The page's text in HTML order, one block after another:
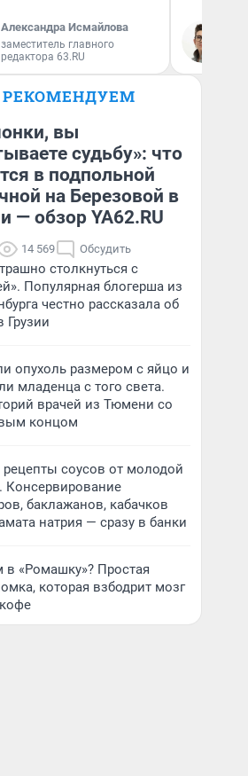
Александра Исмайлова
заместитель главного
редактора 63.RU
РЕКОМЕНДУЕМ
вы
судьбу»: что
в подпольной
на Березовой в
— обзор YA62.RU
14 569 Обсудить
столкнуться с
Популярная блогерша из
честно рассказала об
Грузии
опухоль размером с яйцо и
младенца с того света.
врачей из Тюмени со
концом
соусов от молодой
Консервирование
баклажанов, кабачков
натрия — сразу в банки
в «Ромашку»? Простая
которая взбодрит мозг